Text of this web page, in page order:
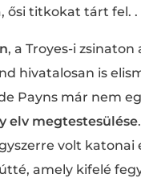
ősi titkokat tárt fel. .
, a Troyes-i zsinaton
hivatalosan is
Payns már nem
elv megtestesülése
volt katonai
amely kifelé